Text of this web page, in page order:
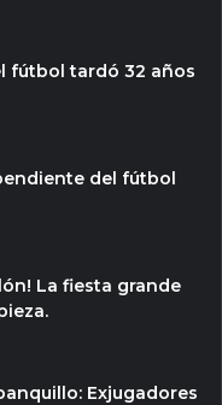
fútbol tardó 32 años
del fútbol
La fiesta grande
Exjugadores